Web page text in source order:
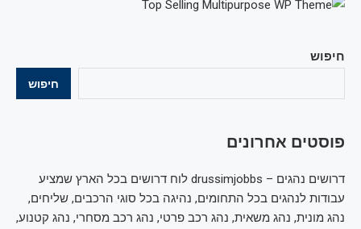
חיפוש
חיפוש
פוסטים אחרונים
דרושים נהגים – drussimjobbs לוח דרושים בכל הארץ שמציע
עבודות לנהגים בכל התחומים, נהיגה בכל סוגי הרכבים, שליחים,
נהג מונית, נהג משאית, נהג רכב פרטי, נהג רכב מסחרי, נהג קטנוע,